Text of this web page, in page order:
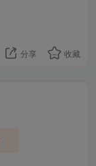
分享 收藏